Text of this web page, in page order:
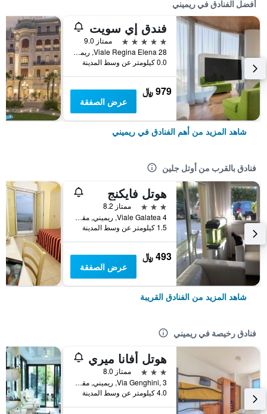
أفضل الفنادق في ريميني
فندق إي سويت
5 نجوم
ممتاز 9.0
Viale Regina Elena 28, ريميني, مقاطعة ريميني, إيطاليا
0.0 كيلومتر عن وسط المدينة
979 ﷼
عرض الصفقة
شاهد المزيد من أهم الفنادق في ريميني
فنادق بالقرب من أوتل جلين
هوتل فايكنج
3 نجوم
ممتاز 8.2
Viale Galatea 4, ريميني, مقاطعة ريميني, إيطاليا
1.5 كيلومتر عن وسط المدينة
493 ﷼
عرض الصفقة
شاهد المزيد من الفنادق القريبة
فنادق رخيصة في ريميني
هوتل أفانا ميري
3 نجوم
ممتاز 8.0
Via Genghini, 3, ريميني, مقاطعة ريميني, إيطاليا
4.0 كيلومتر عن وسط المدينة